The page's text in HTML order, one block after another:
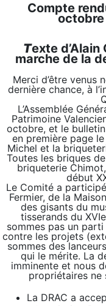
Compte
Texte
marche de la
Merci d’être venus
dernière chance, à
L’Assemblée
Patrimoine
octobre, et le
en première page le
Michel et la
Toutes les briques
briqueterie
début
Le Comité a
Fermier, de la
des gisants du
tisserands du
sommes pas un
contre les projets
sommes des
qui le mérite. La
imminente et nous
propriétaires
La DRAC a